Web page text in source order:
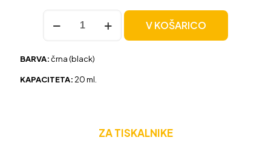
Kartuša
Canon
520
kompatibilna
V KOŠARICO
BARVA:črna (black)
KAPACITETA: 20 ml.
ZA TISKALNIKE